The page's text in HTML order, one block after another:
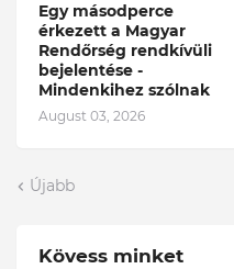
Egy másodperce
érkezett a Magyar
Rendőrség rendkívüli
bejelentése -
Mindenkihez szólnak
August 03, 2026
Újabb
Kövess minket